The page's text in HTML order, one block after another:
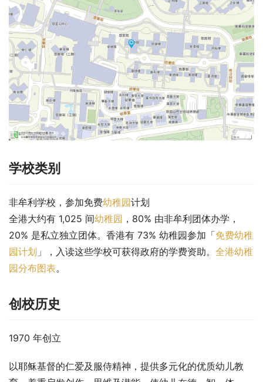
学校类别
非牟利学校，参加免费幼稚园计划
全港大约有 1,025 间幼稚园 ，80% 由非牟利团体办学，
20% 是私立独立团体。香港有 73% 幼稚园参加「免费幼稚
园计划 」，入读这些学校可获得政府的学费资助。 全港幼稚
园分布图表。
创校历史
1970 年创立
以耶稣基督的仁爱及服侍精神，提供多元化的优质幼儿教